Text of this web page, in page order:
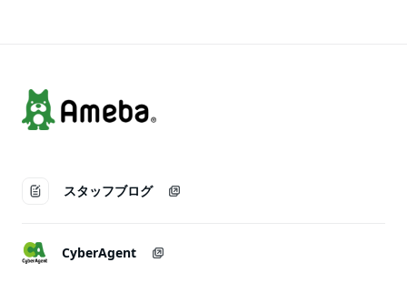
スタッフブログ
CyberAgent